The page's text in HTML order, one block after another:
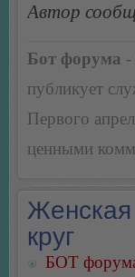
Автор
Бот форума -
публикует
Первого
ценными
Женская
круг
БОТ